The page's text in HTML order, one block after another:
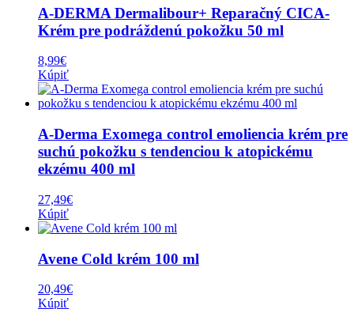
A-DERMA Dermalibour+ Reparačný CICA-
Krém pre podráždenú pokožku 50 ml
8,99€
Kúpiť
A-Derma Exomega control emoliencia krém pre
suchú pokožku s tendenciou k atopickému
ekzému 400 ml
27,49€
Kúpiť
Avene Cold krém 100 ml
20,49€
Kúpiť